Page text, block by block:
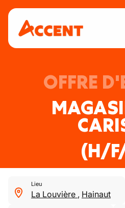
OFFRE
(H/
Lieu
La Louvière , Hainaut